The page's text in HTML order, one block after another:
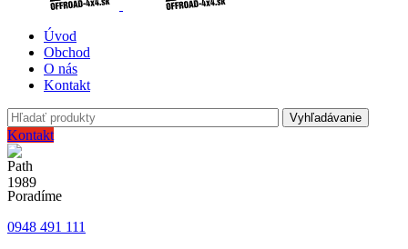
Úvod
Obchod
O nás
Kontakt
Vyhľadávanie
Kontakt
Poradíme
0948 491 111